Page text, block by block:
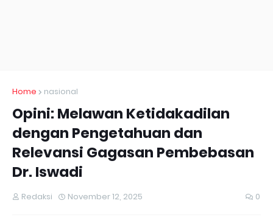
Home nasional
Opini: Melawan Ketidakadilan
dengan Pengetahuan dan
Relevansi Gagasan Pembebasan
Dr. Iswadi
Redaksi November 12, 2025 0